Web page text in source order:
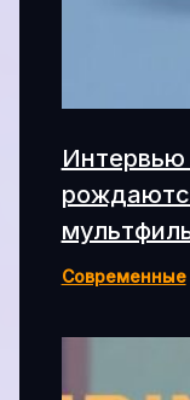
Интервью
Современные